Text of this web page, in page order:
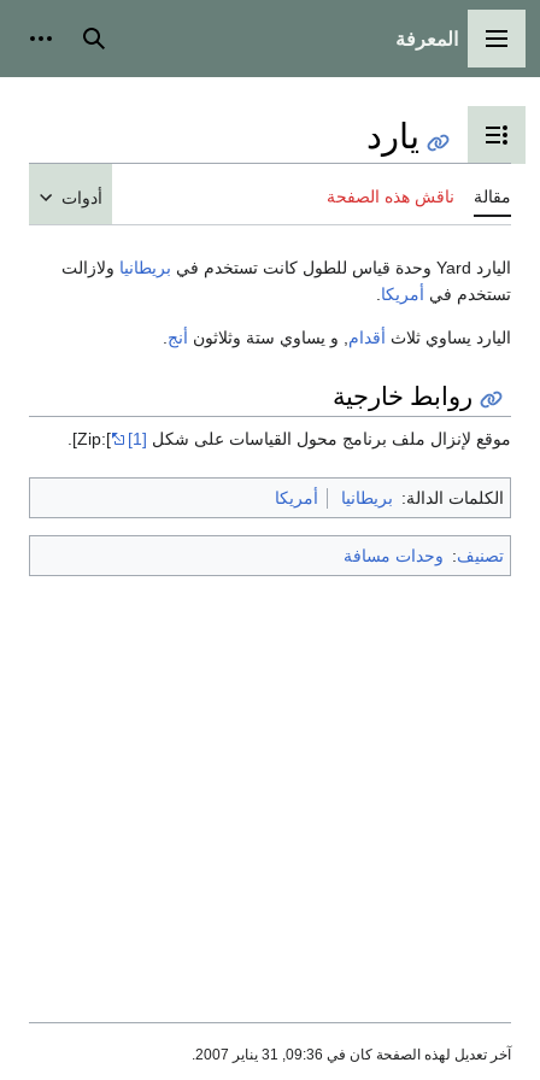
القائمة الرئيسية
المعرفة بحث
تبديل عرض جدول المحتويات
يارد
مقالة ناقش هذه الصفحة أدوات
اليارد Yard وحدة قياس للطول كانت تستخدم في بريطانيا ولازالت
تستخدم في أمريكا
اليارد يساوي ثلاث أقدام , و يساوي ستة وثلاثون أنج
روابط خارجية
موقع لإنزال ملف برنامج محول القياسات على شكل Zip:[ [1]
].
الكلمات الدالة: بريطانيا أمريكا
تصنيف: وحدات مسافة
آخر تعديل لهذه الصفحة كان في 09:36, 31 يناير 2007.